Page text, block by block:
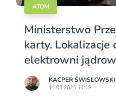
ATOM
Ministerstwo
karty. Lokalizacje
elektrowni
KACPER ŚWISŁO­WSKI
14.03.2025 11:19